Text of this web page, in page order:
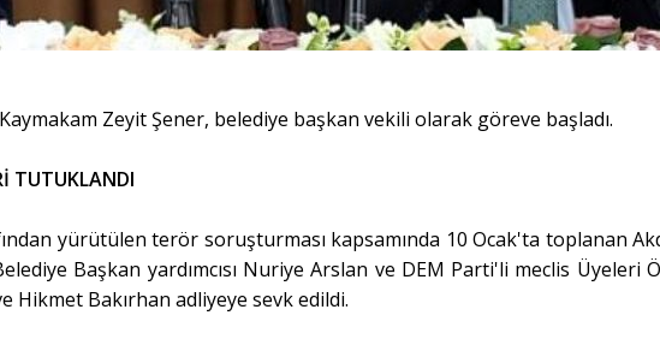
Zeyit Şener, belediye başkan vekili olarak göreve başladı.
TUTUKLANDI
yürütülen terör soruşturması kapsamında 10 Ocak'ta toplanan
Başkan yardımcısı Nuriye Arslan ve DEM Parti'li meclis Üyeleri
Hikmet Bakırhan adliyeye sevk edildi.